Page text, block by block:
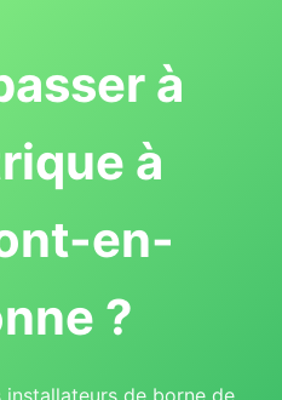
à
à
en-
?
installateurs de borne de